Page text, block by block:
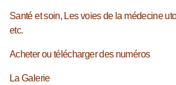
Santé et soin, Les voies de la médecine
etc.
Acheter ou télécharger des numéros
La Galerie